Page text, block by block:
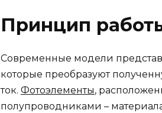
Принцип
Современные модели
которые преобразуют
ток. Фотоэлементы,
полупроводниками –